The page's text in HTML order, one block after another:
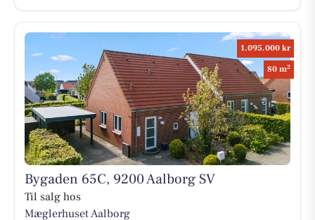
1.095.000 kr
80 m2
Bygaden 65C, 9200 Aalborg SV
Til salg hos
Mæglerhuset Aalborg